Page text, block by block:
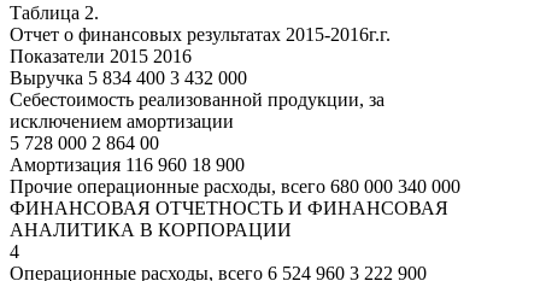
Таблица 2.
Отчет о финансовых результатах 2015-2016г.г.
Показатели 2015 2016
Выручка 5 834 400 3 432 000
Себестоимость реализованной продукции, за
исключением амортизации
5 728 000 2 864 00
Амортизация 116 960 18 900
Прочие операционные расходы, всего 680 000 340 000
ФИНАНСОВАЯ ОТЧЕТНОСТЬ И ФИНАНСОВАЯ
АНАЛИТИКА В КОРПОРАЦИИ
4
Операционные расходы, всего 6 524 960 3 222 900